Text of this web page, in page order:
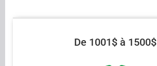
De 1001$ à 1500$